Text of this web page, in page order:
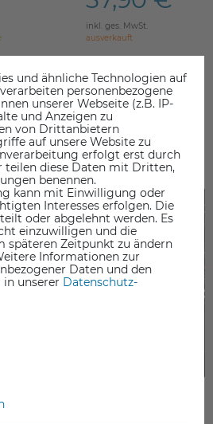
inkl. ges. MwSt.
ausverkauft
INTERESSIEREN
und ähnliche Technologien auf
personenbezogene
unserer Webseite (z.B. IP-
und Anzeigen zu
von Drittanbietern
auf unsere Website zu
erfolgt erst durch
teilen diese Daten mit Dritten,
benennen.
kann mit Einwilligung oder
Interesses erfolgen. Die
oder abgelehnt werden. Es
einzuwilligen und die
späteren Zeitpunkt zu ändern
Informationen zur
Daten und den
unserer Daten­schutz­